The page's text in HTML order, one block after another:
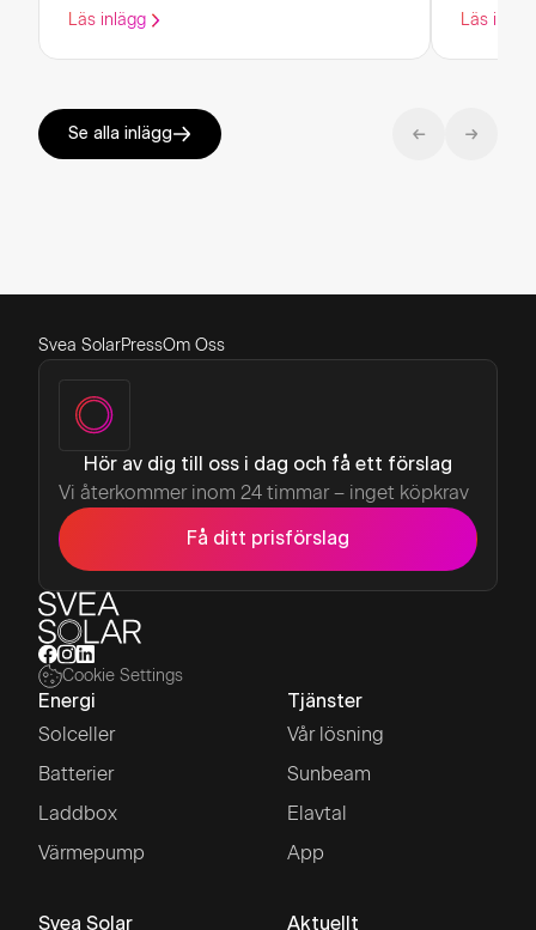
Läs inlägg Läs
Se alla inlägg
Svea SolarPressOm Oss
Hör av dig till oss i dag och få ett förslag
Vi återkommer inom 24 timmar – inget köpkrav
Få ditt prisförslag
Cookie Settings
Energi
Solceller
Batterier
Laddbox
Värmepump
Tjänster
Vår lösning
Sunbeam
Elavtal
App
Svea Solar Aktuellt